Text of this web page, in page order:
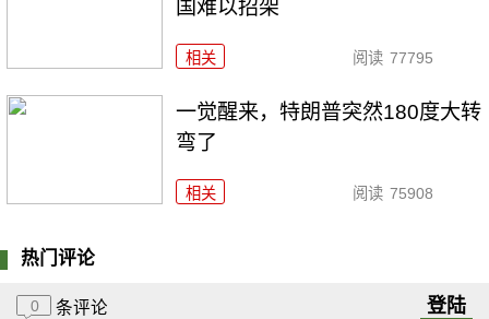
国难以招架
相关 阅读 77795
一觉醒来，特朗普突然180度大转
弯了
相关 阅读 75908
热门评论
0 条评论 登陆